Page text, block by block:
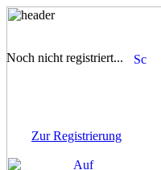
Noch nicht registriert...
Zur Registrierung